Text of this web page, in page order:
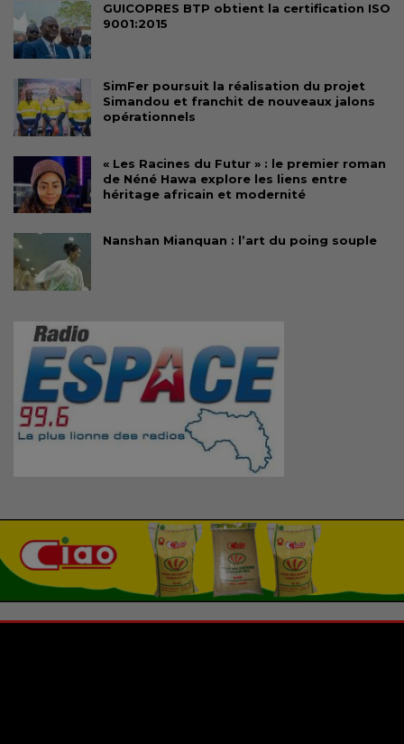
GUICOPRES BTP obtient la certification ISO
9001:2015
SimFer poursuit la réalisation du projet
Simandou et franchit de nouveaux jalons
opérationnels
« Les Racines du Futur » : le premier roman
de Néné Hawa explore les liens entre
héritage africain et modernité
Nanshan Mianquan : l’art du poing souple